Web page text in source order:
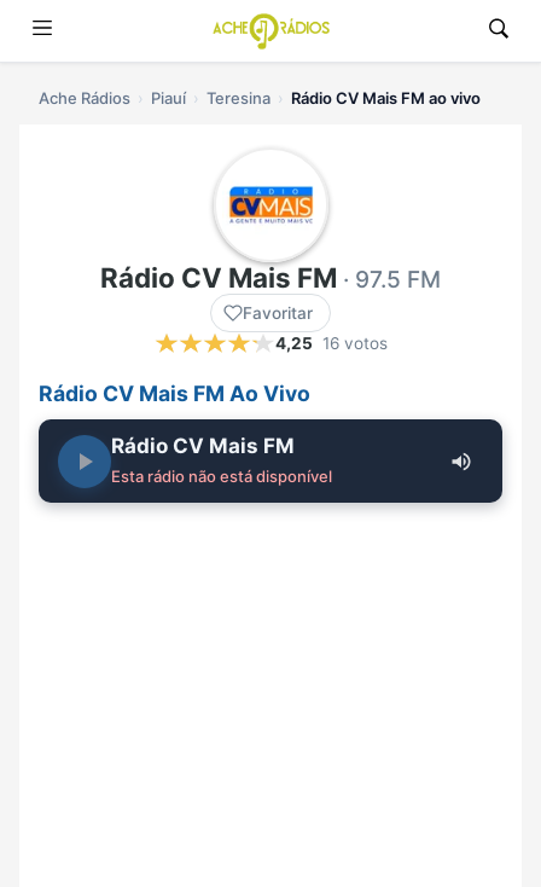
Ache Rádios Piauí Teresina Rádio CV Mais FM ao vivo
Rádio CV Mais FM · 97.5 FM
Favoritar
4,25
16 votos
Rádio CV Mais FM Ao Vivo
Rádio CV Mais FM
Esta rádio não está disponível